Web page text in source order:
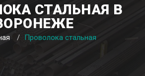
СТАЛЬНАЯ В
Проволока стальная